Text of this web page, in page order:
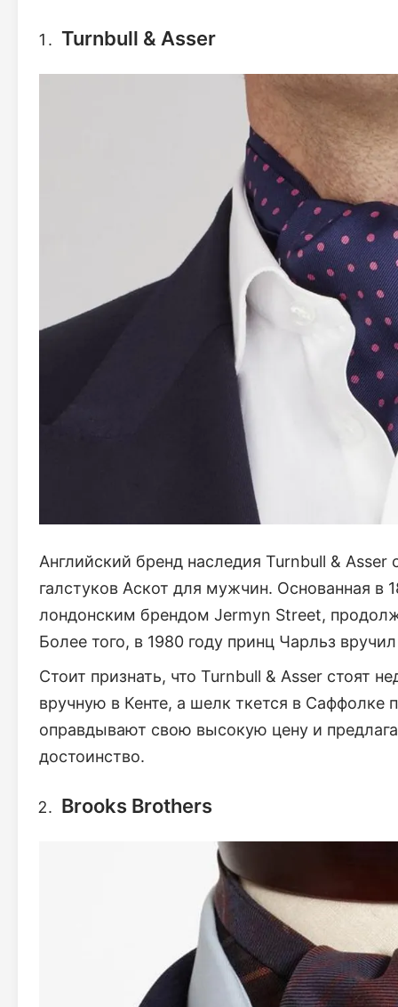
Turnbull & Asser
Английский бренд наследия Turnbull &
галстуков Аскот для мужчин. Основанная в
лондонским брендом Jermyn Street,
Более того, в 1980 году принц Чарльз
Стоит признать, что Turnbull & Asser стоят
вручную в Кенте, а шелк ткется в
оправдывают свою высокую цену и
достоинство.
Brooks Brothers